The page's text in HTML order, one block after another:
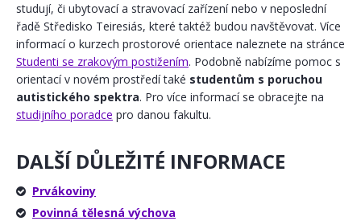
studují, či ubytovací a stravovací zařízení nebo v neposlední
řadě Středisko Teiresiás, které taktéž budou navštěvovat. Více
informací o kurzech prostorové orientace naleznete na stránce
Studenti se zrakovým postižením. Podobně nabízíme pomoc s
orientací v novém prostředí také studentům s poruchou
autistického spektra. Pro více informací se obracejte na
studijního poradce pro danou fakultu.
DALŠÍ DŮLEŽITÉ INFORMACE
Prvákoviny
Povinná tělesná výchova